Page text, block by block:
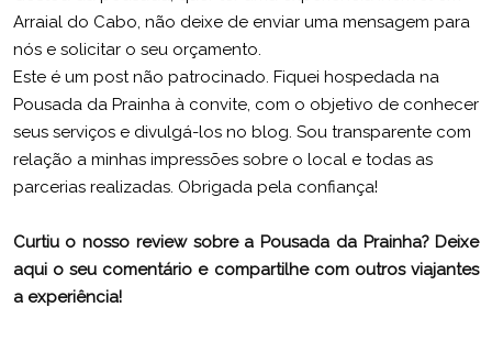
Arraial do Cabo, não deixe de enviar uma mensagem para
nós e solicitar o seu orçamento.
Este é um post não patrocinado. Fiquei hospedada na
Pousada da Prainha à convite, com o objetivo de conhecer
seus serviços e divulgá-los no blog. Sou transparente com
relação a minhas impressões sobre o local e todas as
parcerias realizadas. Obrigada pela confiança!
Curtiu o nosso review sobre a Pousada da Prainha? Deixe
aqui o seu comentário e compartilhe com outros viajantes
a experiência!